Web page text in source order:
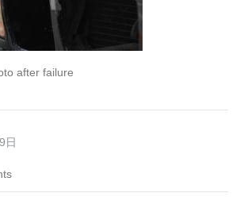
after failure
日